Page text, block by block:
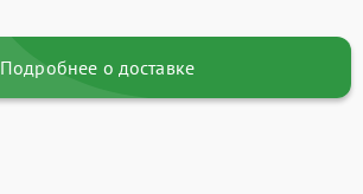
Подробнее о доставке